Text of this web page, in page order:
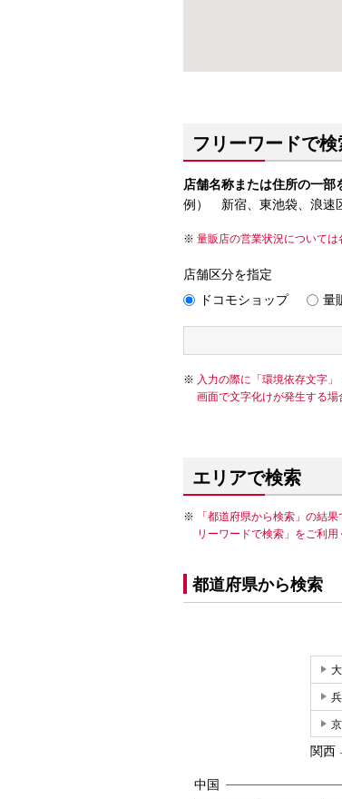
フリーワードで検
店舗名称または住所の一部
例） 新宿、東池袋、浪速
量販店の営業状況については
店舗区分を指定
ドコモショップ
量
入力の際に「環境依存文字
画面で文字化けが発生する場
エリアで検索
「都道府県から検索」の結
リーワードで検索」をご利用
都道府県から検索
関西
中国